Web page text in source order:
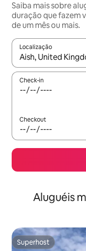
Saiba mais sobre
duração que fazem
de um mês ou mais.
Localização
Quando os
Check-in
Checkout
Aluguéis
Superhost
Superhost